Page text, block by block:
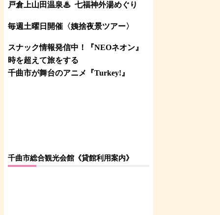
戸倉上山田温泉♨ 七福神外湯めぐり
毎週土曜日開催〈姨捨夜景ツアー〉
スナック情報発信中！『NEOネオン』
時を超えて旅をする
千曲市が舞台のアニメ『Turkey!』
千曲市総合観光会館《貸館利用案内》